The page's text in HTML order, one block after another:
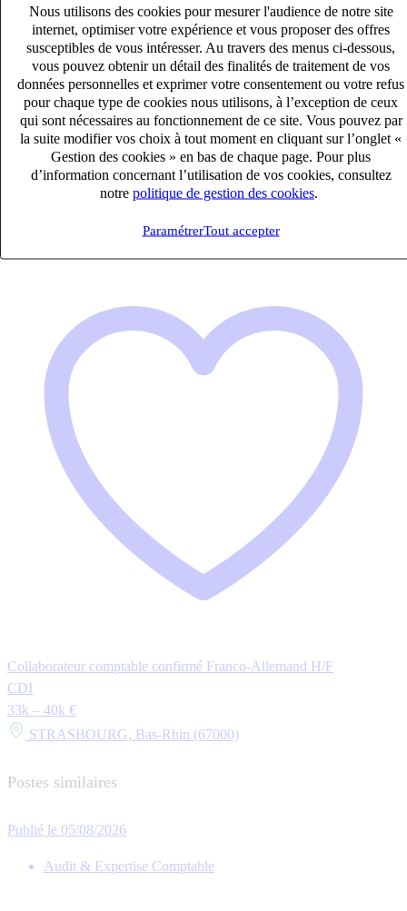
Nous utilisons des cookies pour mesurer l'audience de notre site
internet, optimiser votre expérience et vous proposer des offres
susceptibles de vous intéresser. Au travers des menus ci-dessous,
vous pouvez obtenir un détail des finalités de traitement de vos
données personnelles et exprimer votre consentement ou votre refus
pour chaque type de cookies nous utilisons, à l’exception de ceux
qui sont nécessaires au fonctionnement de ce site. Vous pouvez par
la suite modifier vos choix à tout moment en cliquant sur l’onglet «
Gestion des cookies » en bas de chaque page. Pour plus
d’information concernant l’utilisation de vos cookies, consultez
notre politique de gestion des cookies
ParamétrerTout accepter
Collaborateur Comptable (H/F)
CDI
33k – 40k €
STRASBOURG, Bas-Rhin (67000)
Publié le 05/08/2026
Audit & Expertise Comptable
Collaborateur comptable confirmé Franco-Allemand H/F
CDI
33k – 40k €
STRASBOURG, Bas-Rhin (67000)
Postes similaires
Publié le 05/08/2026
Audit & Expertise Comptable